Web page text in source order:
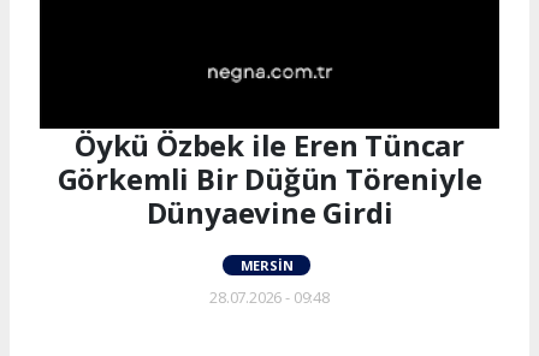
Öykü Özbek ile Eren Tüncar
Görkemli Bir Düğün Töreniyle
Dünyaevine Girdi
MERSIN
28.07.2026 - 09:48